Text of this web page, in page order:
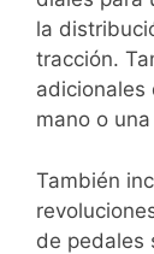
la
tracción.
adicionales
mano o
También
de pedales